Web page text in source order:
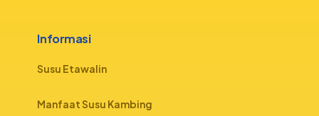
Informasi
Susu Etawalin
Manfaat Susu Kambing